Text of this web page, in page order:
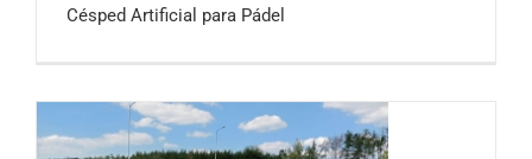
Césped Artificial para Pádel